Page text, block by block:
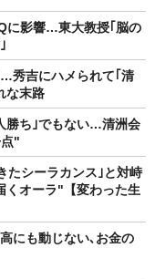
に影響…東大教授｢脳の
秀吉にハメられて｢清
な末路
勝ち｣でもない…清洲会
"
たシーラカンス｣と対峙
くオーラ"【変わった生
にも動じない､お金の